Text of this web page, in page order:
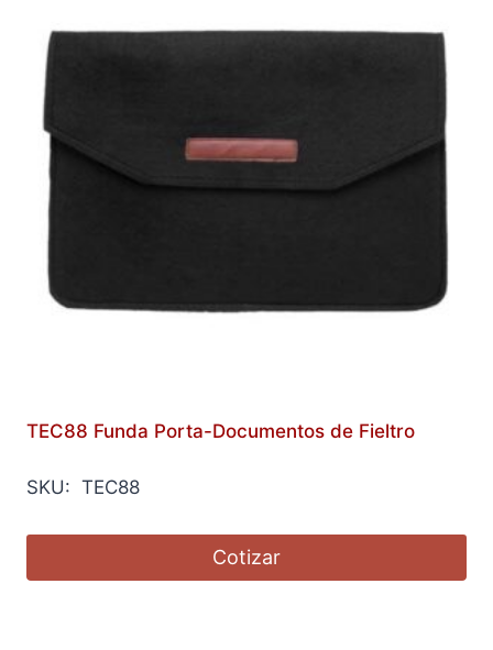
TEC88 Funda Porta-Documentos de Fieltro
SKU: TEC88
Cotizar